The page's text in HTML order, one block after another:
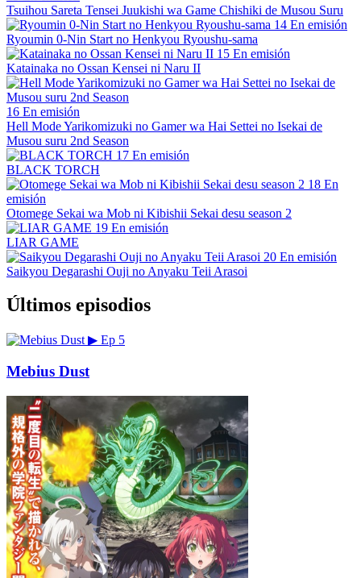
Tsuihou Sareta Tensei Juukishi wa Game Chishiki de Musou Suru
14 En emisión
Ryoumin 0-Nin Start no Henkyou Ryoushu-sama
15 En emisión
Katainaka no Ossan Kensei ni Naru II
16 En emisión
Hell Mode Yarikomizuki no Gamer wa Hai Settei no Isekai de
Musou suru 2nd Season
17 En emisión
BLACK TORCH
18 En
emisión
Otomege Sekai wa Mob ni Kibishii Sekai desu season 2
19 En emisión
LIAR GAME
20 En emisión
Saikyou Degarashi Ouji no Anyaku Teii Arasoi
Últimos episodios
▶ Ep 5
Mebius Dust